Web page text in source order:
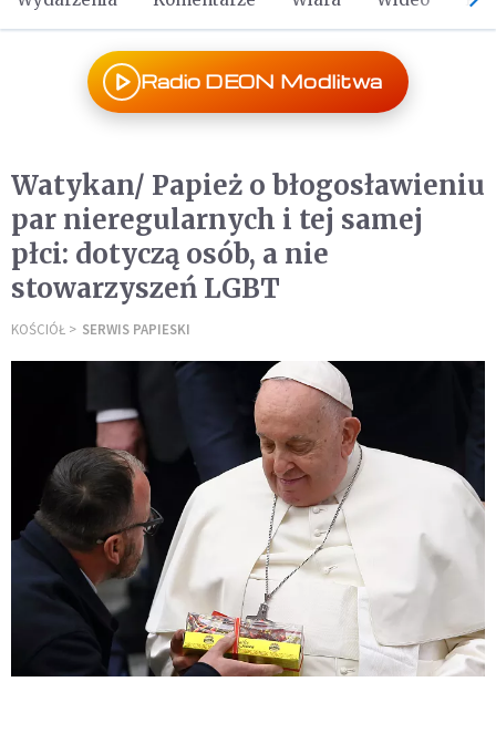
Radio DEON Modlitwa
Watykan/ Papież o błogosławieniu
par nieregularnych i tej samej
płci: dotyczą osób, a nie
stowarzyszeń LGBT
KOŚCIÓŁ SERWIS PAPIESKI